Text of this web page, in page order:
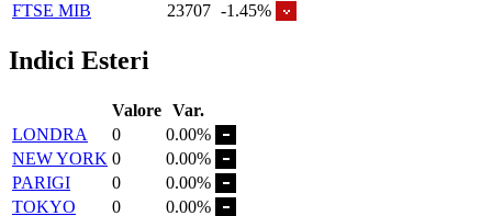
FTSE MIB
23707 -1.45%
Indici Esteri
Valore Var.
LONDRA
0
0.00%
NEW YORK 0
0.00%
PARIGI
0
0.00%
TOKYO
0
0.00%